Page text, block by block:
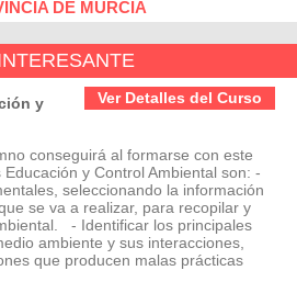
DE MURCIA
Ver Detalles del Curso
y
conseguirá al formarse con este
y Control Ambiental son: -
seleccionando la información
se va a realizar, para recopilar y
- Identificar los principales
ambiente y sus interacciones,
que producen malas prácticas